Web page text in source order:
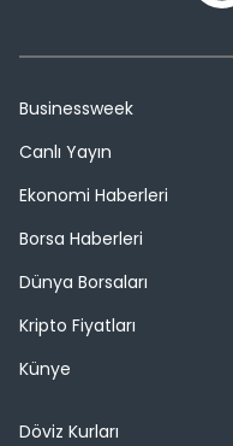
Businessweek
Canlı Yayın
Ekonomi Haberleri
Borsa Haberleri
Dünya Borsaları
Kripto Fiyatları
Künye
Döviz Kurları